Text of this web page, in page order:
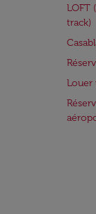
LOFT
track)
Louer